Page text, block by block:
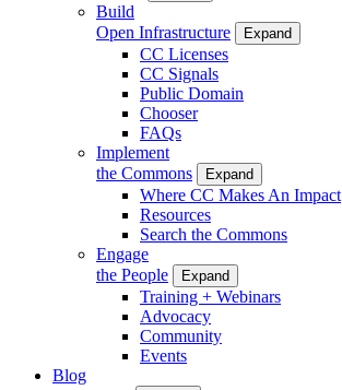
Build
Open Infrastructure
Expand
CC Licenses
CC Signals
Public Domain
Chooser
FAQs
Implement
the Commons
Expand
Where CC Makes An Impact
Resources
Search the Commons
Engage
the People
Expand
Training + Webinars
Advocacy
Community
Events
Blog